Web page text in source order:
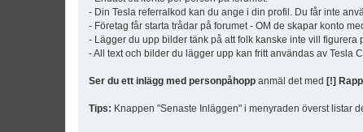
- Din Tesla referralkod kan du ange i din profil. Du får inte
- Företag får starta trådar på forumet - OM de skapar konto
- Lägger du upp bilder tänk på att folk kanske inte vill
- All text och bilder du lägger upp kan fritt användas av Tesla
Ser du ett inlägg med personpåhopp anmäl det med [!]
Tips: Knappen "Senaste Inläggen" i menyraden överst listar